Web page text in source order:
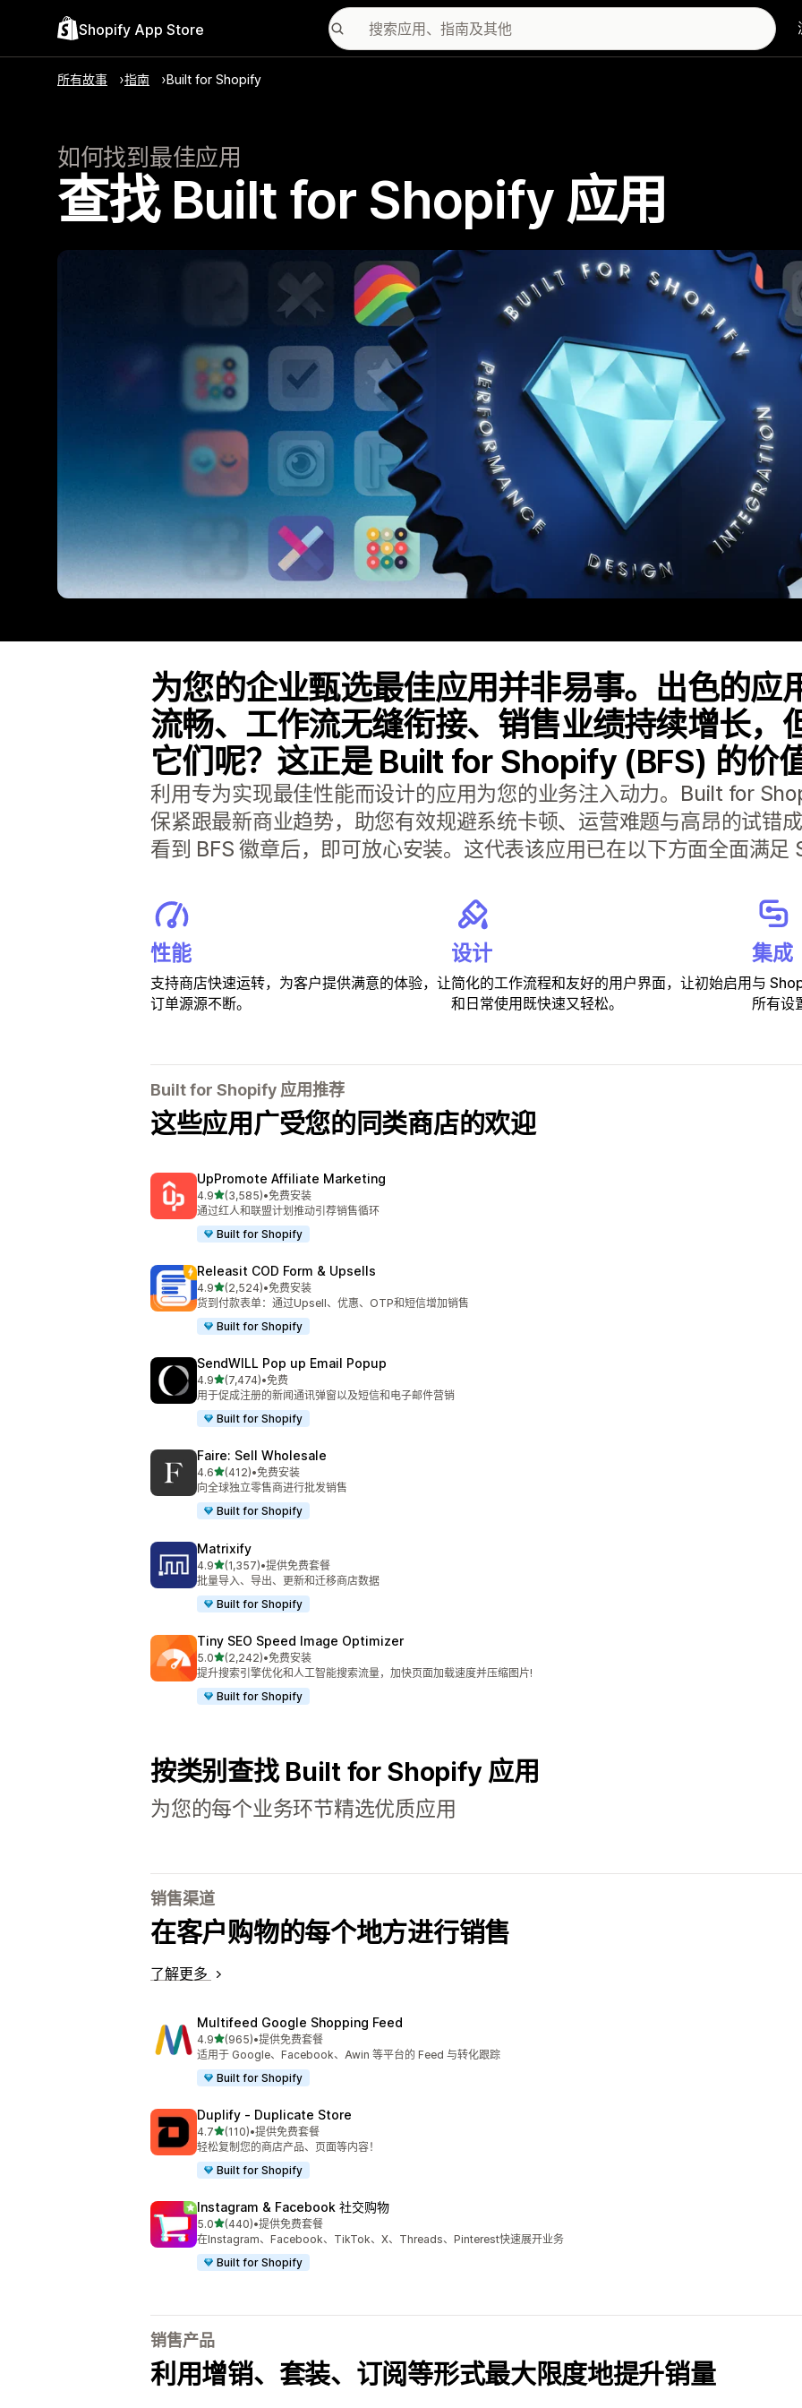
Shopify App Store
所有故事 指南 Built for Shopify
如何找到最佳应用
查找 Built for Shopify 应用
为您的企业甄选最佳应用并非易事。出色的应
流畅、工作流无缝衔接、销售业绩持续增长，
它们呢？这正是 Built for Shopify (BFS) 的价
利用专为实现最佳性能而设计的应用为您的业务注入动力。Built for
保紧跟最新商业趋势，助您有效规避系统卡顿、运营难题与高昂的试错
看到 BFS 徽章后，即可放心安装。这代表该应用已在以下方面全面满
性能
支持商店快速运转，为客户提供满意的体验，让
订单源源不断。
设计
简化的工作流程和友好的用户界面，让初始启用
和日常使用既快速又轻松。
集成
与
所有设
Built for Shopify 应用推荐
这些应用广受您的同类商店的欢迎
UpPromote Affiliate Marketing
4.9星（满分 5 星）
(3,585)
总共 3585 条评论
•免费安装
通过红人和联盟计划推动引荐销售循环
Built for Shopify
Releasit COD Form & Upsells
4.9星（满分 5 星）
(2,524)
总共 2524 条评论
•免费安装
货到付款表单：通过Upsell、优惠、OTP和短信增加销售
Built for Shopify
SendWILL Pop up Email Popup
4.9星（满分 5 星）
(7,474)
总共 7474 条评论
•免费
用于促成注册的新闻通讯弹窗以及短信和电子邮件营销
Built for Shopify
Faire: Sell Wholesale
4.6星（满分 5 星）
(412)
总共 412 条评论
•免费安装
向全球独立零售商进行批发销售
Built for Shopify
Matrixify
4.9星（满分 5 星）
(1,357)
总共 1357 条评论
•提供免费套餐
批量导入、导出、更新和迁移商店数据
Built for Shopify
Tiny SEO Speed Image Optimizer
5.0星（满分 5 星）
(2,242)
总共 2242 条评论
•免费安装
提升搜索引擎优化和人工智能搜索流量，加快页面加载速度并压缩图片!
Built for Shopify
按类别查找 Built for Shopify 应用
为您的每个业务环节精选优质应用
销售渠道
在客户购物的每个地方进行销售
了解更多
Multifeed Google Shopping Feed
4.9星（满分 5 星）
(965)
总共 965 条评论
•提供免费套餐
适用于 Google、Facebook、Awin 等平台的 Feed 与转化跟踪
Built for Shopify
Duplify ‑ Duplicate Store
4.7星（满分 5 星）
(110)
总共 110 条评论
•提供免费套餐
轻松复制您的商店产品、页面等内容！
Built for Shopify
Instagram & Facebook 社交购物
5.0星（满分 5 星）
(440)
总共 440 条评论
•提供免费套餐
在Instagram、Facebook、TikTok、X、Threads、Pinterest快速展开业务
Built for Shopify
销售产品
利用增销、套装、订阅等形式最大限度地提升销量